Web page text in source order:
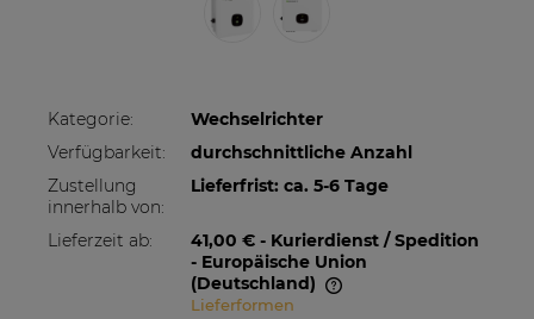
Kategorie:
Wechselrichter
Verfügbarkeit:
durchschnittliche Anzahl
Zustellung
innerhalb von:
Lieferfrist: ca. 5-6 Tage
Lieferzeit ab: 41,00 € - Kurierdienst / Spedition
- Europäische Union
(Deutschland)
Im Preis sind etwaige Zahlungskosten nicht
Lieferformen